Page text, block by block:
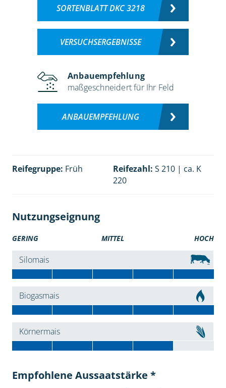
SORTENBLATT DKC 3218
VERSUCHSERGEBNISSE
Anbauempfehlung
maßgeschneidert für Ihr Feld
ANBAUEMPFEHLUNG
Reifegruppe: Früh Reifezahl: S 210 | ca. K
220
Nutzungseignung
GERING MITTEL HOCH
Silomais
Biogasmais
Körnermais
Empfohlene Aussaatstärke *